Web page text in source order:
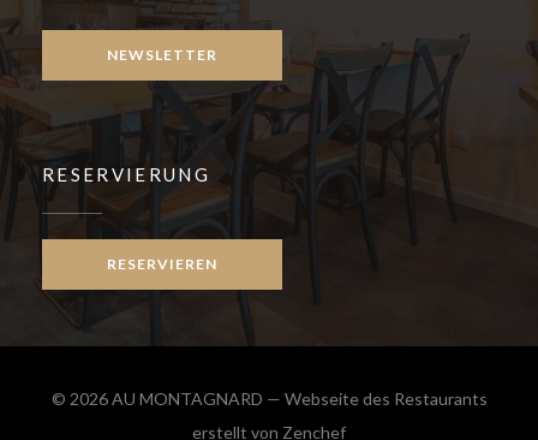
NEWSLETTER
RESERVIERUNG
RESERVIEREN
© 2026 AU MONTAGNARD — Webseite des Restaurants
erstellt von Zenchef((öffnet ein neues